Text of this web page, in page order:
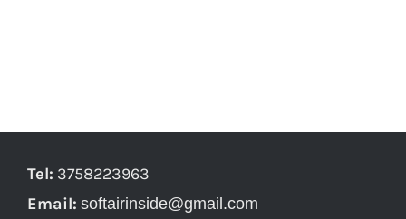
Tel: 3758223963
Email: softairinside@gmail.com